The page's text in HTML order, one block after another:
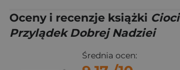
Oceny i recenzje książki
Przylądek Dobrej Nadziei
Średnia ocen: